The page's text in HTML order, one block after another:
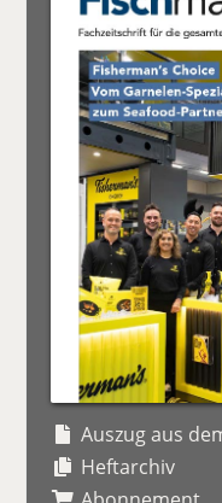
Auszug aus
Heftarchiv